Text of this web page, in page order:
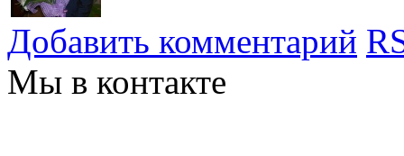
Добавить комментарий
Мы в контакте